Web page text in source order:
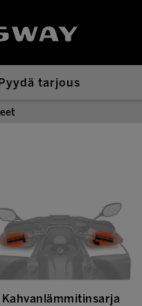
tarjous
Kahvanlämmitinsarja